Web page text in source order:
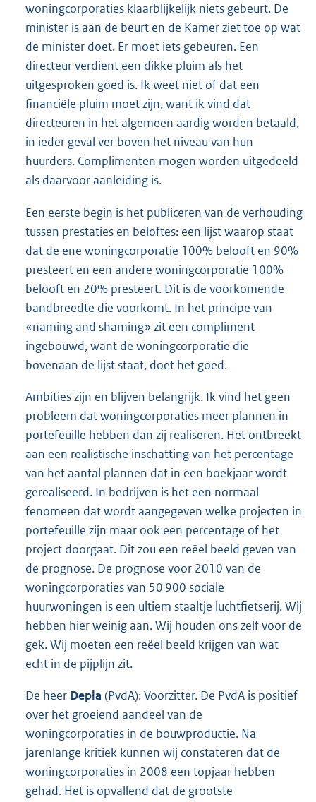
woningcorporaties klaarblijkelijk niets gebeurt. De
minister is aan de beurt en de Kamer ziet toe op wat
de minister doet. Er moet iets gebeuren. Een
directeur verdient een dikke pluim als het
uitgesproken goed is. Ik weet niet of dat een
financiële pluim moet zijn, want ik vind dat
directeuren in het algemeen aardig worden betaald,
in ieder geval ver boven het niveau van hun
huurders. Complimenten mogen worden uitgedeeld
als daarvoor aanleiding is.
Een eerste begin is het publiceren van de verhouding
tussen prestaties en beloftes: een lijst waarop staat
dat de ene woningcorporatie 100% belooft en 90%
presteert en een andere woningcorporatie 100%
belooft en 20% presteert. Dit is de voorkomende
bandbreedte die voorkomt. In het principe van
«naming and shaming» zit een compliment
ingebouwd, want de woningcorporatie die
bovenaan de lijst staat, doet het goed.
Ambities zijn en blijven belangrijk. Ik vind het geen
probleem dat woningcorporaties meer plannen in
portefeuille hebben dan zij realiseren. Het ontbreekt
aan een realistische inschatting van het percentage
van het aantal plannen dat in een boekjaar wordt
gerealiseerd. In bedrijven is het een normaal
fenomeen dat wordt aangegeven welke projecten in
portefeuille zijn maar ook een percentage of het
project doorgaat. Dit zou een reëel beeld geven van
de prognose. De prognose voor 2010 van de
woningcorporaties van 50 900 sociale
huurwoningen is een ultiem staaltje luchtfietserij. Wij
hebben hier weinig aan. Wij houden ons zelf voor de
gek. Wij moeten een reëel beeld krijgen van wat
echt in de pijplijn zit.
De heer Depla (PvdA): Voorzitter. De PvdA is positief
over het groeiend aandeel van de
woningcorporaties in de bouwproductie. Na
jarenlange kritiek kunnen wij constateren dat de
woningcorporaties in 2008 een topjaar hebben
gehad. Het is opvallend dat de grootste